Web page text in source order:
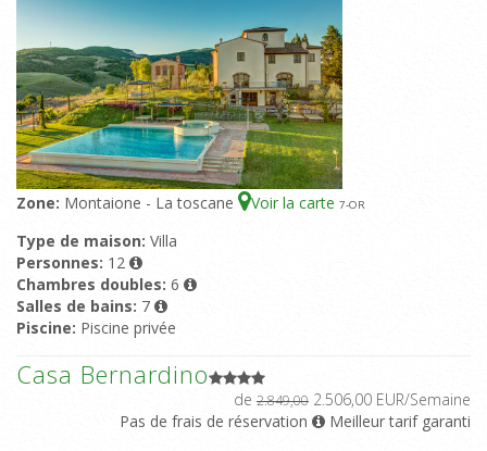
Zone: Montaione - La toscane Voir la carte 7-OR
Type de maison: Villa
Personnes: 12
Chambres doubles: 6
Salles de bains: 7
Piscine: Piscine privée
Casa Bernardino
de 2.849,00 2.506,00 EUR/Semaine
Pas de frais de réservation
Meilleur tarif garanti